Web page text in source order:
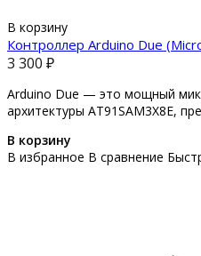
В корзину
Контроллер Arduino Due
3 300 ₽
Arduino Due — это мощный
архитектуры AT91SAM3X8E,
В корзину
В избранное В сравнение